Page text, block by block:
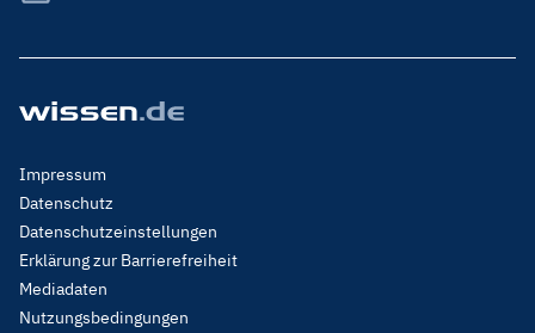
Footer
Menu
Legal
Impressum
Datenschutz
Datenschutzeinstellungen
Erklärung zur Barrierefreiheit
Mediadaten
Nutzungsbedingungen